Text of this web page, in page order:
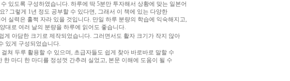
있도록 구성하였습니다. 하루에 딱 5분만 투자해서 상황에 맞는 일본어
? 그렇게 1년 정도 공부할 수 있다면, 그래서 이 책에 있는 다양한
실력은 훌쩍 자라 있을 것입니다. 만일 하루 분량의 학습에 익숙해지고,
대로 여러 날의 분량을 하루에 읽어도 좋습니다.
게 아담한 크기로 제작되었습니다. 그러면서도 활자 크기가 작지 않아
있게 구성되었습니다.
쳐 두루 활용할 수 있으며, 초급자들도 쉽게 찾아 바로바로 말할 수
한 마디 한 마디를 정성껏 간추려 실었고, 본문 이해에 도움이 될 수